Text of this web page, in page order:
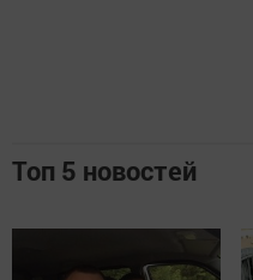
Топ 5 новостей